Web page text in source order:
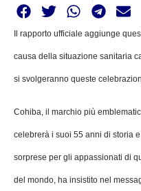
Il rapporto ufficiale aggiunge
causa della situazione sanitaria
si svolgeranno queste
Cohiba, il marchio più
celebrerà i suoi 55 anni di storia
sorprese per gli appassionati di
del mondo, ha insistito nel